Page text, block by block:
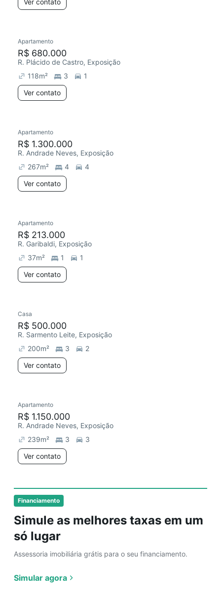
Financiamento
Simule as melhores taxas em um
só lugar
Assessoria imobiliária grátis para o seu financiamento.
Simular agora
Ver contato
Apartamento
R$ 680.000
R. Plácido de Castro, Exposição
118m² 3
1
Ver contato
Apartamento
R$ 1.300.000
R. Andrade Neves, Exposição
267m² 4
4
Ver contato
Apartamento
R$ 213.000
R. Garibaldi, Exposição
37m² 1
1
Ver contato
Casa
R$ 500.000
R. Sarmento Leite, Exposição
200m² 3
2
Ver contato
Apartamento
R$ 1.150.000
R. Andrade Neves, Exposição
239m² 3
3
Ver contato